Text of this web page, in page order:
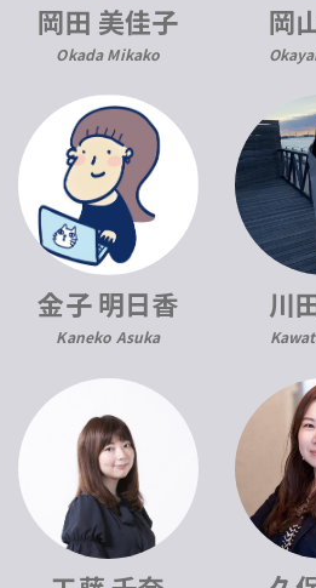
岡田 美佳子
Okada Mikako
岡
金子 明日香
Kaneko Asuka
川